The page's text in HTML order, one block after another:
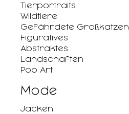
Tierportraits
Wildtiere
Gefährdete Großkatzen
Figuratives
Abstraktes
Landschaften
Pop Art
Mode
Jacken